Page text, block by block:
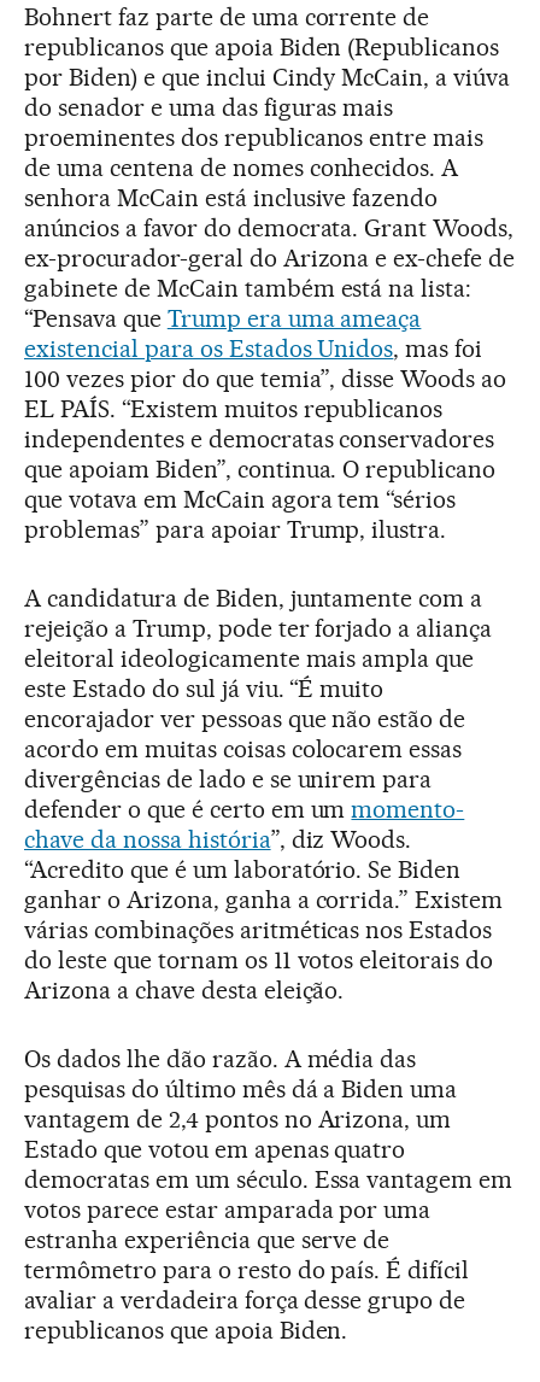
Bohnert faz parte de uma corrente de
republicanos que apoia Biden (Republicanos
por Biden) e que inclui Cindy McCain, a viúva
do senador e uma das figuras mais
proeminentes dos republicanos entre mais
de uma centena de nomes conhecidos. A
senhora McCain está inclusive fazendo
anúncios a favor do democrata. Grant Woods,
ex-procurador-geral do Arizona e ex-chefe de
gabinete de McCain também está na lista:
“Pensava que Trump era uma ameaça
existencial para os Estados Unidos, mas foi
100 vezes pior do que temia”, disse Woods ao
EL PAÍS. “Existem muitos republicanos
independentes e democratas conservadores
que apoiam Biden”, continua. O republicano
que votava em McCain agora tem “sérios
problemas” para apoiar Trump, ilustra.
A candidatura de Biden, juntamente com a
rejeição a Trump, pode ter forjado a aliança
eleitoral ideologicamente mais ampla que
este Estado do sul já viu. “É muito
encorajador ver pessoas que não estão de
acordo em muitas coisas colocarem essas
divergências de lado e se unirem para
defender o que é certo em ummomento-
chave da nossa história”, diz Woods.
“Acredito que é um laboratório. Se Biden
ganhar o Arizona, ganha a corrida.” Existem
várias combinações aritméticas nos Estados
do leste que tornam os 11 votos eleitorais do
Arizona a chave desta eleição.
Os dados lhe dão razão. A média das
pesquisas do último mês dá a Biden uma
vantagem de 2,4 pontos no Arizona, um
Estado que votou em apenas quatro
democratas em um século. Essa vantagem em
votos parece estar amparada por uma
estranha experiência que serve de
termômetro para o resto do país. É difícil
avaliar a verdadeira força desse grupo de
republicanos que apoia Biden.